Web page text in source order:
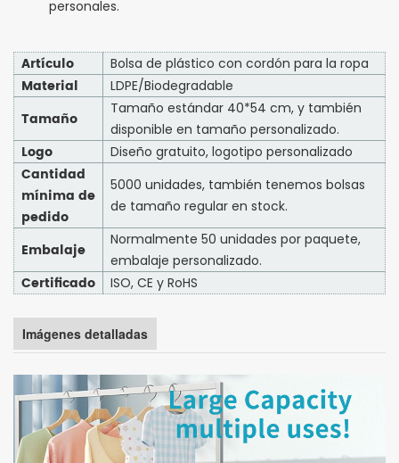
personales.
Artículo Bolsa de plástico con cordón para la ropa
Material LDPE/Biodegradable
Tamaño
Tamaño estándar 40*54 cm, y también
disponible en tamaño personalizado.
Logo Diseño gratuito, logotipo personalizado
Cantidad
mínima de
pedido
5000 unidades, también tenemos bolsas
de tamaño regular en stock.
Embalaje
Normalmente 50 unidades por paquete,
embalaje personalizado.
Certificado ISO, CE y RoHS
Imágenes detalladas